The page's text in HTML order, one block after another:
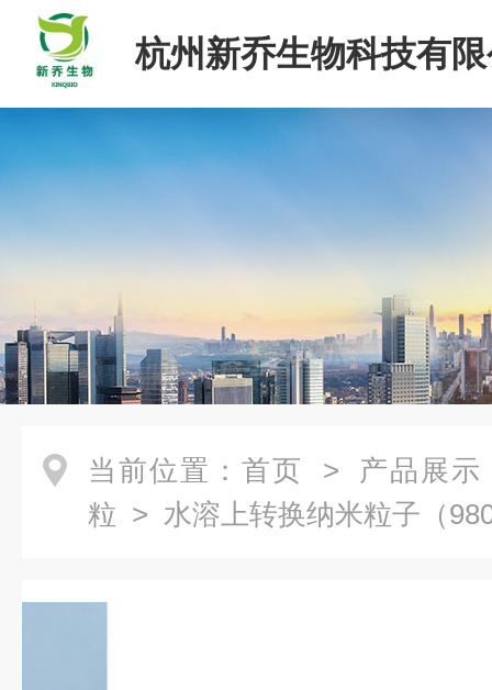
杭州新乔生物科技有
当前位置： 首页 > 产品展示
粒 > 水溶上转换纳米粒子（